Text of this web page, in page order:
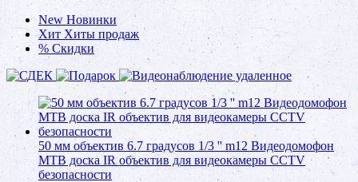
New Новинки
Хит Хиты продаж
% Скидки
50 мм объектив 6.7 градусов 1/3 '' m12 Видеодомофон
МТВ доска IR объектив для видеокамеры CCTV
безопасности